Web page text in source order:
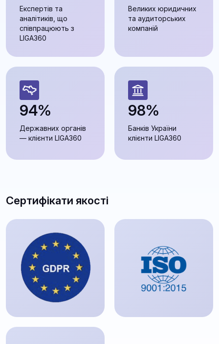
Експертів та
аналітиків, що
співпрацюють з
LIGA360
Великих юридичних
та аудиторських
компаній
94%
Державних органів
— клієнти LIGA360
98%
Банків України
клієнти LIGA360
Сертифікати якості